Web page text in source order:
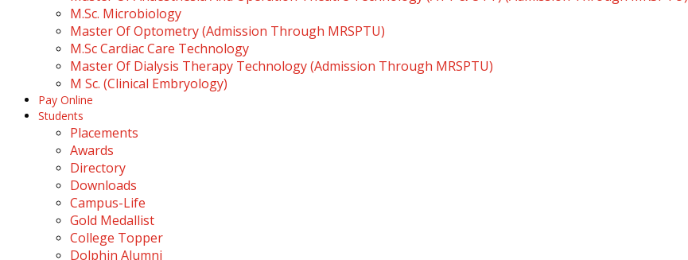
M.Sc. Microbiology
Master Of Optometry (Admission Through MRSPTU)
M.Sc Cardiac Care Technology
Master Of Dialysis Therapy Technology (Admission Through MRSPTU)
M Sc. (Clinical Embryology)
Pay Online
Students
Placements
Awards
Directory
Downloads
Campus-Life
Gold Medallist
College Topper
Dolphin Alumni